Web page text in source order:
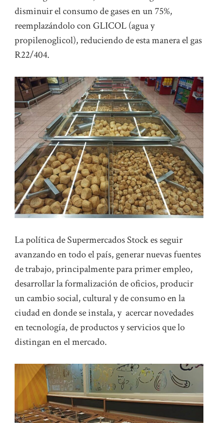
disminuir el consumo de gases en un 75%,
reemplazándolo con GLICOL (agua y
propilenoglicol), reduciendo de esta manera el gas
R22/404.
La política de Supermercados Stock es seguir
avanzando en todo el país, generar nuevas fuentes
de trabajo, principalmente para primer empleo,
desarrollar la formalización de oficios, producir
un cambio social, cultural y de consumo en la
ciudad en donde se instala, y acercar novedades
en tecnología, de productos y servicios que lo
distingan en el mercado.